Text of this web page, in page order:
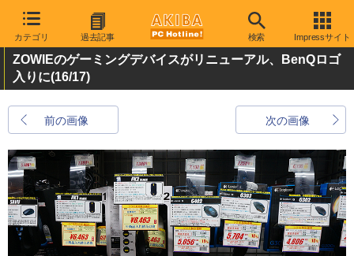
カテゴリ 過去記事 検索 Impressサイト
ZOWIEのゲーミングデバイスがリニューアル、BenQロゴ
入りに(16/17)
前の画像 次の画像